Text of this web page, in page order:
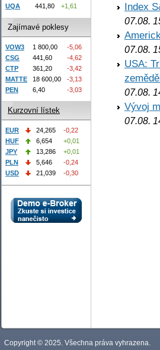
Index
07.08.
07.08.
USA:
07.08.
Vývoj
07.08.
UQA
441,80 +1,61
Zajímavé poklesy
VOW3 1 800,00
-5,06
CSG
441,60
-4,62
CTP
361,20
-3,42
MATTE
18 600,00
-3,13
PEN
6,40 -3,03
Kurzovní lístek
EUR 24,265
-0,22
HUF
6,654
+0,01
JPY
13,286
+0,01
PLN
5,646
-0,24
USD
21,039 -0,30
Copyright © 2025. Všechna práva vyhrazena.